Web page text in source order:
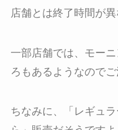
店舗とは終了時間が異
一部店舗では、モー
ろもあるようなのでご
ちなみに、「レギュ